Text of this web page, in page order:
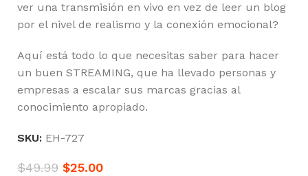
ver una transmisión en vivo en vez de leer un blog
por el nivel de realismo y la conexión emocional?
Aquí está todo lo que necesitas saber para hacer
un buen STREAMING, que ha llevado personas y
empresas a escalar sus marcas gracias al
conocimiento apropiado.
SKU: EH-727
$49.99 $25.00